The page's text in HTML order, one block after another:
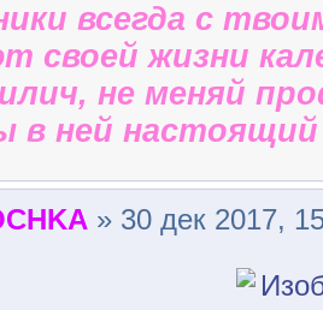
всегда с
своей жизни
не меняй
в ней настоящий
» 30 дек 2017,